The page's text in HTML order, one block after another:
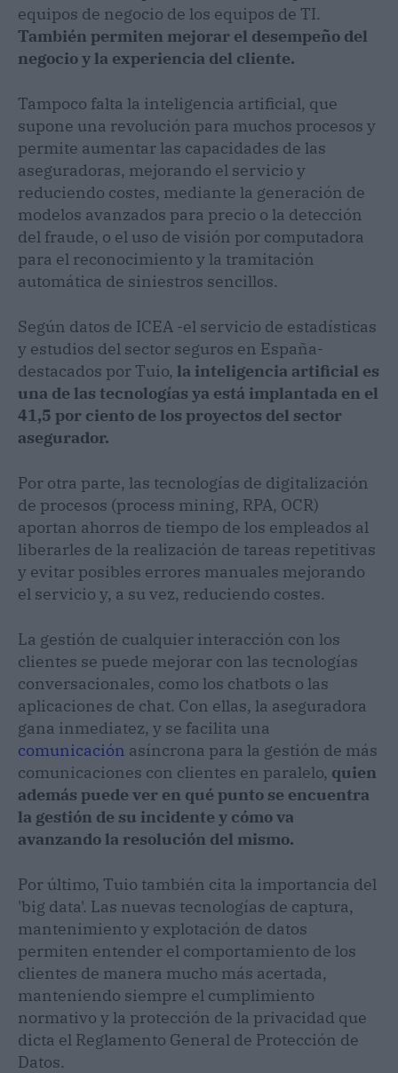
equipos de negocio de los equipos de TI.
También permiten mejorar el desempeño del
negocio y la experiencia del cliente.
Tampoco falta la inteligencia artificial, que
supone una revolución para muchos procesos y
permite aumentar las capacidades de las
aseguradoras, mejorando el servicio y
reduciendo costes, mediante la generación de
modelos avanzados para precio o la detección
del fraude, o el uso de visión por computadora
para el reconocimiento y la tramitación
automática de siniestros sencillos.
Según datos de ICEA -el servicio de estadísticas
y estudios del sector seguros en España-
destacados por Tuio, la inteligencia artificial es
una de las tecnologías ya está implantada en el
41,5 por ciento de los proyectos del sector
asegurador.
Por otra parte, las tecnologías de digitalización
de procesos (process mining, RPA, OCR)
aportan ahorros de tiempo de los empleados al
liberarles de la realización de tareas repetitivas
y evitar posibles errores manuales mejorando
el servicio y, a su vez, reduciendo costes.
La gestión de cualquier interacción con los
clientes se puede mejorar con las tecnologías
conversacionales, como los chatbots o las
aplicaciones de chat. Con ellas, la aseguradora
gana inmediatez, y se facilita una
comunicación asíncrona para la gestión de más
comunicaciones con clientes en paralelo, quien
además puede ver en qué punto se encuentra
la gestión de su incidente y cómo va
avanzando la resolución del mismo.
Por último, Tuio también cita la importancia del
'big data'. Las nuevas tecnologías de captura,
mantenimiento y explotación de datos
permiten entender el comportamiento de los
clientes de manera mucho más acertada,
manteniendo siempre el cumplimiento
normativo y la protección de la privacidad que
dicta el Reglamento General de Protección de
Datos.